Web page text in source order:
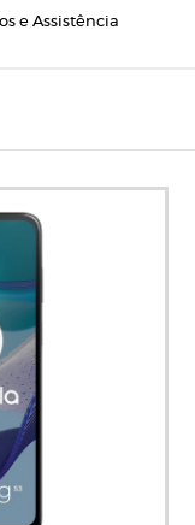
e Assistência